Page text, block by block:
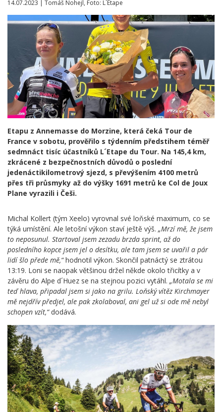
14.07.2023 | Tomáš Nohejl, Foto: L´Étape
Etapu z Annemasse do Morzine, která čeká Tour de
France v sobotu, prověřilo s týdenním předstihem téměř
sedmnáct tisíc účastníků L´Etape du Tour. Na 145,4 km,
zkrácené z bezpečnostních důvodů o poslední
jedenáctikilometrový sjezd, s převýšením 4100 metrů
přes tři průsmyky až do výšky 1691 metrů ke Col de Joux
Plane vyrazili i Češi.
Michal Kollert (tým Xeelo) vyrovnal své loňské maximum, co se
týká umístění. Ale letošní výkon staví ještě výš. „Mrzí mě, že jsem
to neposunul. Startoval jsem zezadu brzda sprint, až do
posledního kopce jsem jel o desítku, ale tam jsem se uvařil a pár
lidí šlo přede mě,“hodnotil výkon. Skončil patnáctý se ztrátou
13:19. Loni se naopak většinou držel někde okolo třicítky a v
závěru do Alpe d´Huez se na stejnou pozici vytáhl. „Motala se mi
teď hlava, připadal jsem si jako na grilu. Loňský vítěz Kirchmayer
mě nejdřív předjel, ale pak zkolaboval, ani gel už si ode mě nebyl
schopen vzít,“dodává.